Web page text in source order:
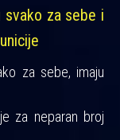
za sebe i
za sebe, imaju
za neparan broj